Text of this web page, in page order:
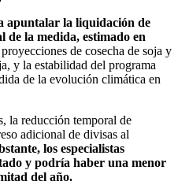
apuntalar la liquidación de
de la medida, estimado en
de cosecha de soja y
y la estabilidad del programa
de la evolución climática en
la reducción temporal de
adicional de divisas al
los especialistas
y podría haber una menor
del año.